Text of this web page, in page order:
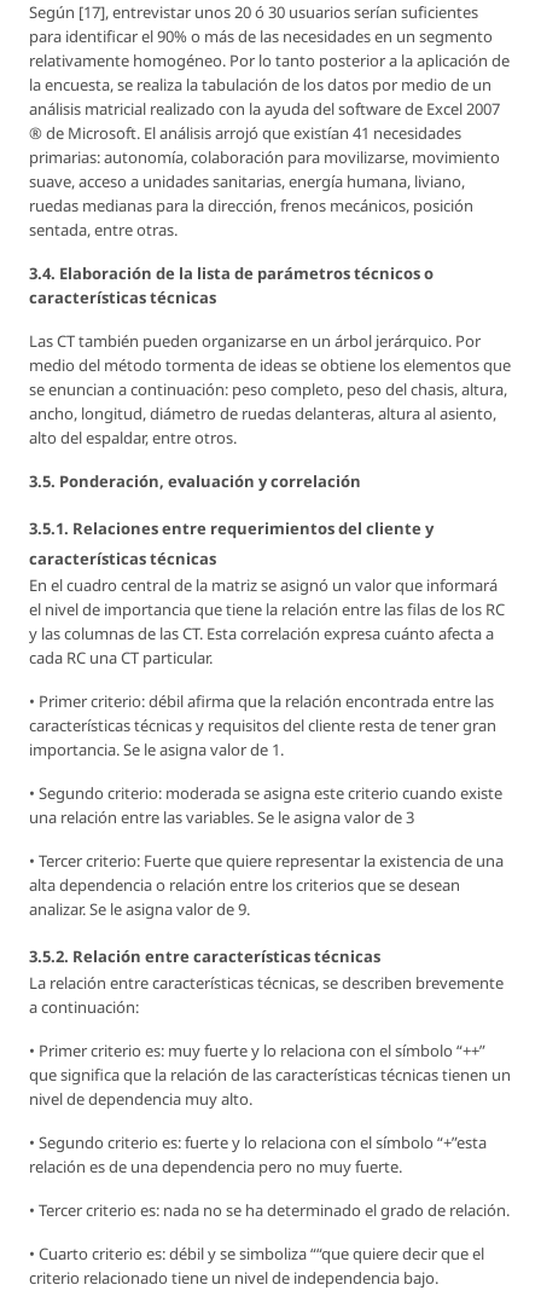
Según [17], entrevistar unos 20 ó 30 usuarios serían suficientes
para identificar el 90% o más de las necesidades en un segmento
relativamente homogéneo. Por lo tanto posterior a la aplicación de
la encuesta, se realiza la tabulación de los datos por medio de un
análisis matricial realizado con la ayuda del software de Excel 2007
® de Microsoft. El análisis arrojó que existían 41 necesidades
primarias: autonomía, colaboración para movilizarse, movimiento
suave, acceso a unidades sanitarias, energía humana, liviano,
ruedas medianas para la dirección, frenos mecánicos, posición
sentada, entre otras.
3.4. Elaboración de la lista de parámetros técnicos o
características técnicas
Las CT también pueden organizarse en un árbol jerárquico. Por
medio del método tormenta de ideas se obtiene los elementos que
se enuncian a continuación: peso completo, peso del chasis, altura,
ancho, longitud, diámetro de ruedas delanteras, altura al asiento,
alto del espaldar, entre otros.
3.5. Ponderación, evaluación y correlación
3.5.1. Relaciones entre requerimientos del cliente y
características técnicas
En el cuadro central de la matriz se asignó un valor que informará
el nivel de importancia que tiene la relación entre las filas de los RC
y las columnas de las CT. Esta correlación expresa cuánto afecta a
cada RC una CT particular.
• Primer criterio: débil afirma que la relación encontrada entre las
características técnicas y requisitos del cliente resta de tener gran
importancia. Se le asigna valor de 1.
• Segundo criterio: moderada se asigna este criterio cuando existe
una relación entre las variables. Se le asigna valor de 3
• Tercer criterio: Fuerte que quiere representar la existencia de una
alta dependencia o relación entre los criterios que se desean
analizar. Se le asigna valor de 9.
3.5.2. Relación entre características técnicas
La relación entre características técnicas, se describen brevemente
a continuación:
• Primer criterio es: muy fuerte y lo relaciona con el símbolo “++”
que significa que la relación de las características técnicas tienen un
nivel de dependencia muy alto.
• Segundo criterio es: fuerte y lo relaciona con el símbolo “+”esta
relación es de una dependencia pero no muy fuerte.
• Tercer criterio es: nada no se ha determinado el grado de relación.
• Cuarto criterio es: débil y se simboliza ““que quiere decir que el
criterio relacionado tiene un nivel de independencia bajo.